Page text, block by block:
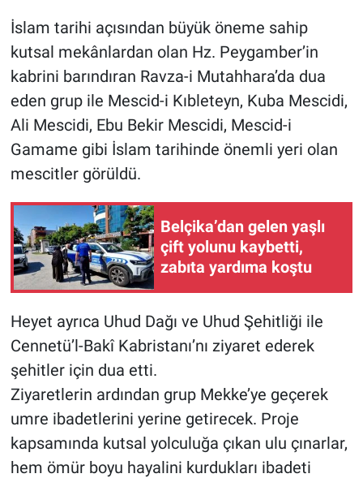
İslam tarihi açısından büyük öneme sahip
kutsal mekânlardan olan Hz. Peygamber’in
kabrini barındıran Ravza-i Mutahhara’da dua
eden grup ile Mescid-i Kıbleteyn, Kuba Mescidi,
Ali Mescidi, Ebu Bekir Mescidi, Mescid-i
Gamame gibi İslam tarihinde önemli yeri olan
mescitler görüldü.
Belçika’dan gelen yaşlı
çift yolunu kaybetti,
zabıta yardıma koştu
Heyet ayrıca Uhud Dağı ve Uhud Şehitliği ile
Cennetü’l-Bakî Kabristanı’nı ziyaret ederek
şehitler için dua etti.
Ziyaretlerin ardından grup Mekke’ye geçerek
umre ibadetlerini yerine getirecek. Proje
kapsamında kutsal yolculuğa çıkan ulu çınarlar,
hem ömür boyu hayalini kurdukları ibadeti